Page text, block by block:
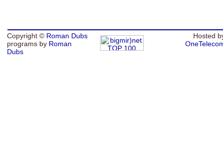
Copyright © Roman Dubs
programs by Roman
Dubs
Hosted